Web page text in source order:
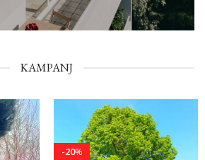
KAMPANJ
%
20